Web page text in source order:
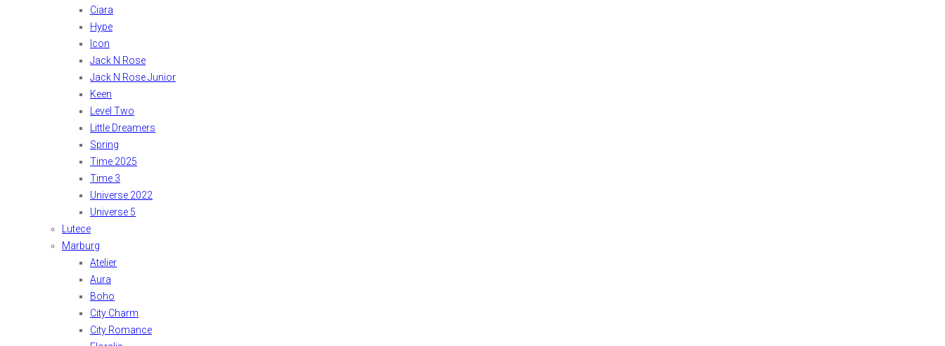
Ciara
Hype
Icon
Jack N Rose
Jack N Rose Junior
Keen
Level Two
Little Dreamers
Spring
Time 2025
Time 3
Universe 2022
Universe 5
Lutece
Marburg
Atelier
Aura
Boho
City Charm
City Romance